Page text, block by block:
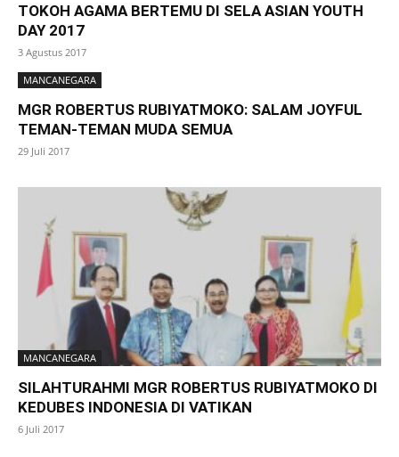
TOKOH AGAMA BERTEMU DI SELA ASIAN YOUTH
DAY 2017
3 Agustus 2017
MANCANEGARA
MGR ROBERTUS RUBIYATMOKO: SALAM JOYFUL
TEMAN-TEMAN MUDA SEMUA
29 Juli 2017
MANCANEGARA
SILAHTURAHMI MGR ROBERTUS RUBIYATMOKO DI
KEDUBES INDONESIA DI VATIKAN
6 Juli 2017